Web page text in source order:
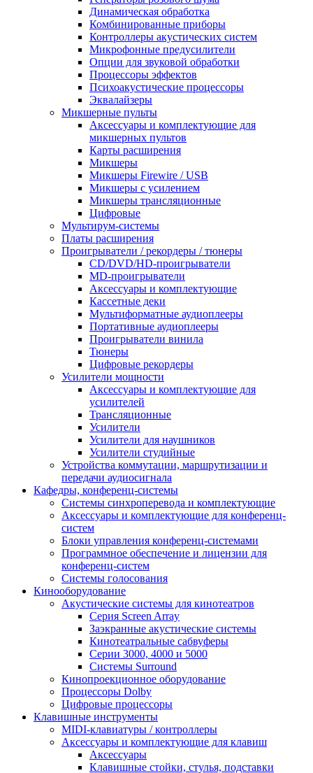
Динамическая обработка
Комбинированные приборы
Контроллеры акустических систем
Микрофонные предусилители
Опции для звуковой обработки
Процессоры эффектов
Психоакустические процессоры
Эквалайзеры
Микшерные пульты
Аксессуары и комплектующие для
микшерных пультов
Карты расширения
Микшеры
Микшеры Firewire / USB
Микшеры с усилением
Микшеры трансляционные
Цифровые
Мультирум-системы
Платы расширения
Проигрыватели / рекордеры / тюнеры
CD/DVD/HD-проигрыватели
MD-проигрыватели
Аксессуары и комплектующие
Кассетные деки
Мультиформатные аудиоплееры
Портативные аудиоплееры
Проигрыватели винила
Тюнеры
Цифровые рекордеры
Усилители мощности
Аксессуары и комплектующие для
усилителей
Трансляционные
Усилители
Усилители для наушников
Усилители студийные
Устройства коммутации, маршрутизации и
передачи аудиосигнала
Кафедры, конференц-системы
Cистемы синхроперевода и комплектующие
Аксессуары и комплектующие для конференц-
систем
Блоки управления конференц-системами
Программное обеспечение и лицензии для
конференц-систем
Системы голосования
Кинооборудование
Акустические системы для кинотеатров
Cерия Screen Array
Заэкранные акустические системы
Кинотеатральные сабвуферы
Серии 3000, 4000 и 5000
Системы Surround
Кинопроекционное оборудование
Процессоры Dolby
Цифровые процессоры
Клавишные инструменты
MIDI-клавиатуры / контроллеры
Аксессуары и комплектующие для клавиш
Аксессуары
Клавишные стойки, стулья, подставки